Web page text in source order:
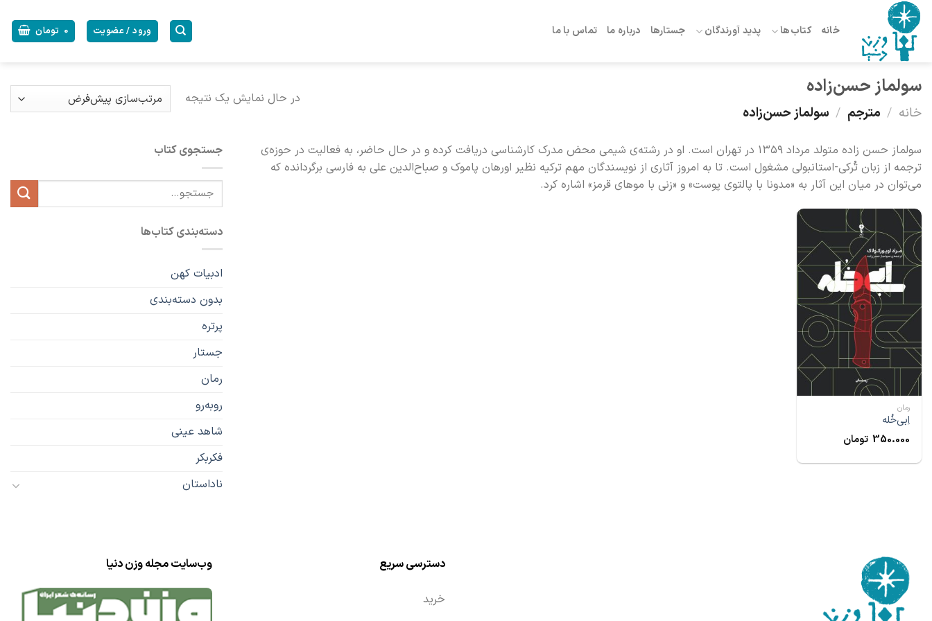
Skip
content
خانه کتاب‌ها پدید آورندگان جستارها درباره ما تماس با ما ورود / عضویت 0 تومان
سولماز حسن‌زاده
خانه / مترجم / سولماز حسن‌زاده
در حال نمایش یک نتیجه
سولماز حسن زاده متولد مرداد ۱۳۵۹ در تهران است. او در رشته‌ی شیمی محض مدرک کارشناسی دریافت کرده و در حال حاضر، به فعالیت در حوزه‌ی
ترجمه از زبان تُرکی-استانبولی مشغول است. تا به امروز آثاری از نویسندگان مهم ترکیه نظیر اورهان پاموک و صباح‌الدین علی به فارسی برگردانده که
می‌توان در میان این آثار به «مدونا با پالتوی پوست» و «زنی با موهای قرمز» اشاره کرد.
رمان
اِبی‌خُله
350.000 تومان
جستجوی کتاب
جستجو
برای:
دسته‌بندی کتاب‌ها
ادبیات کهن
بدون دسته‌بندی
پرتره
جستار
رمان
رو‌به‌رو
شاهد عینی
فکربکر
ناداستان
دسترسی سریع
خرید
وب‌سایت مجله وزن دنیا